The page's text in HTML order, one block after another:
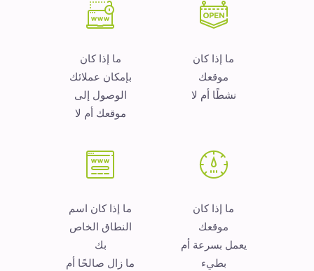
ما إذا كان
موقعك
نشطًا أم لا
ما إذا كان
بإمكان عملائك
الوصول إلى
موقعك أم لا
ما إذا كان
موقعك
يعمل بسرعة أم
بطيء
ما إذا كان اسم
النطاق الخاص
بك
ما زال صالحًا أم